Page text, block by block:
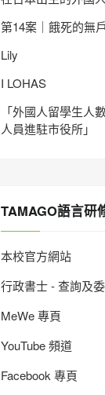
第14案｜餓死的無
Lily
I LOHAS
「外國人留學生人
人員進駐市役所」
TAMAGO語言研
本校官方網站
行政書士 - 查詢及
MeWe 專頁
YouTube 頻道
Facebook 專頁